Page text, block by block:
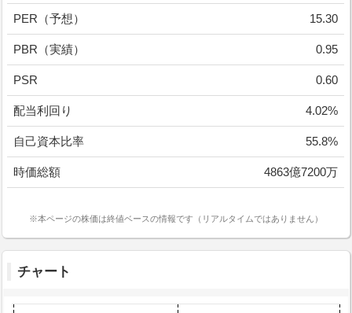
PER（予想） 15.30
PBR（実績） 0.95
PSR 0.60
配当利回り 4.02%
自己資本比率 55.8%
時価総額 4863億7200万
※本ページの株価は終値ベースの情報です（リアルタイムではありません）
チャート